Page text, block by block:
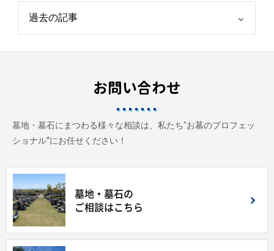
お問い合わせ
墓地・墓石にまつわる様々な相談は、私たち“お墓のプロフェッ
ショナル”にお任せください！
墓地・墓石の
ご相談はこちら